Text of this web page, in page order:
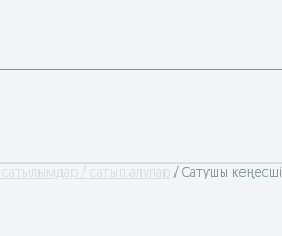
/ сатып алулар Сатушы кеңесші